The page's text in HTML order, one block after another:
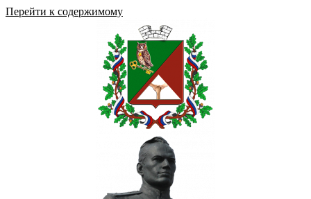
Перейти к содержимому